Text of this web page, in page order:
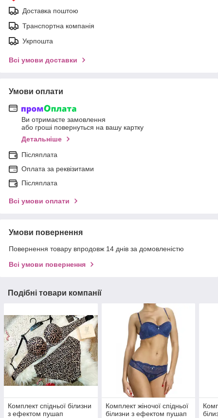
Доставка поштою
Транспортна компанія
Укрпошта
Всі умови доставки
Умови оплати
Ви отримаєте замовлення
або гроші повернуться на вашу картку
Детальніше
Післяплата
Оплата за реквізитами
Післяплата
Всі умови оплати
Умови повернення
Повернення товару впродовж 14 днів за домовленістю
Всі умови повернення
Подібні товари компанії
Комплект спідньої білизни
з ефектом пушап
Комплект жіночої спідньої
білизни з ефектом пушап